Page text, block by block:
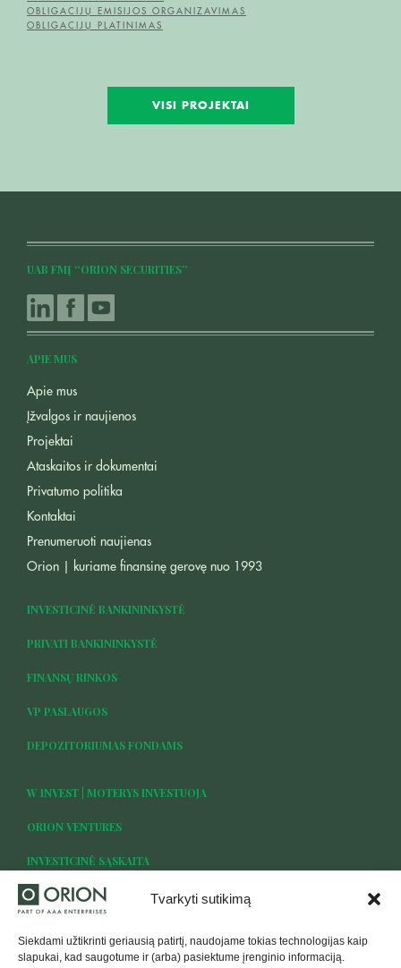
Tvarkyti sutikimą
Siekdami užtikrinti geriausią patirtį, naudojame tokias technologijas kaip
slapukai, kad saugotume ir (arba) pasiektume įrenginio informaciją.
OBLIGACIJŲ EMISIJOS ORGANIZAVIMAS
OBLIGACIJŲ PLATINIMAS
VISI PROJEKTAI
UAB FMĮ “ORION SECURITIES”
APIE MUS
Apie mus
Įžvalgos ir naujienos
Projektai
Ataskaitos ir dokumentai
Privatumo politika
Kontaktai
Prenumeruoti naujienas
Orion | kuriame finansinę gerovę nuo 1993
INVESTICINĖ BANKININKYSTĖ
PRIVATI BANKININKYSTĖ
FINANSŲ RINKOS
VP PASLAUGOS
DEPOZITORIUMAS FONDAMS
W INVEST | MOTERYS INVESTUOJA
ORION VENTURES
INVESTICINĖ SĄSKAITA
TAPTI KLIENTU